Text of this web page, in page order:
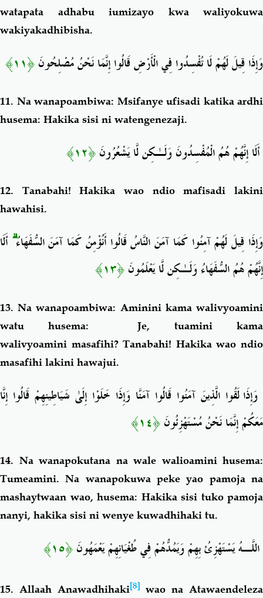
watapata adhabu iumizayo kwa waliyokuwa
wakiyakadhibisha.
وَإِذَا قِيلَ لَهُمْ لَا تُفْسِدُوا فِي الْأَرْضِ قَالُوا إِنَّمَا نَحْنُ مُصْلِحُونَ﴿١١﴾
11. Na wanapoambiwa: Msifanye ufisadi katika ardhi
husema: Hakika sisi ni watengenezaji.
أَلَا إِنَّهُمْ هُمُ الْمُفْسِدُونَ وَلَـٰكِن لَّا يَشْعُرُونَ﴿١٢﴾
12. Tanabahi! Hakika wao ndiomafisadi lakini
hawahisi.
وَإِذَا قِيلَ لَهُمْ آمِنُوا كَمَا آمَنَ النَّاسُ قَالُوا أَنُؤْمِنُ كَمَا آمَنَ السُّفَهَاءُۗأَلَا
إِنَّهُمْ هُمُ السُّفَهَاءُ وَلَـٰكِن لَّا يَعْلَمُونَ﴿١٣﴾
13. Na wanapoambiwa: Aminini kama walivyoamini
watu husema: Je, tuamini kama
walivyoamini masafihi? Tanabahi! Hakika wao ndio
masafihi lakini hawajui.
وَإِذَا لَقُوا الَّذِينَ آمَنُوا قَالُوا آمَنَّا وَإِذَا خَلَوْا إِلَىٰ شَيَاطِينِهِمْ قَالُوا إِنَّا
مَعَكُمْ إِنَّمَا نَحْنُ مُسْتَهْزِئُونَ﴿١٤﴾
14. Na wanapokutana na wale walioamini husema:
Tumeamini. Na wanapokuwa peke yao pamoja na
mashaytwaan wao, husema: Hakika sisi tuko pamoja
nanyi, hakika sisi ni wenye kuwadhihaki tu.
اللَّـهُ يَسْتَهْزِئُ بِهِمْ وَيَمُدُّهُمْ فِي طُغْيَانِهِمْ يَعْمَهُونَ﴿١٥﴾
15. Allaah Anawadhihaki[8] wao na Atawaendeleza